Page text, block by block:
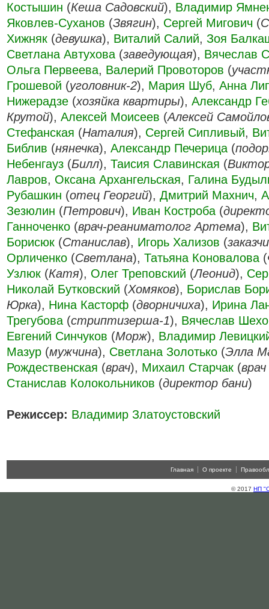
Костышин (Кеша Садовский), Владимир
Яковлев-Суханов (Звягин), Сергей Мигович (
Хижняк (девушка), Виталий Салий, Зоя
Светлана Автухова (заведующая), Вячеслав
Ольга Первеева, Валерий Провоторов (
Грошевой (уголовник-2), Мария Шуб, Анна
Нижерадзе (хозяйка квартиры), Александр
Крутой), Алексей Моисеев (Алексей
Стефанская (Наталия), Сергей Сипливый,
Библив (нянечка), Александр Печерица (
Небенгауз (Билл), Таисия Славинская (
Лавров, Оксана Архангельская, Галина
Рубашкин (отец Георгий), Дмитрий Махнич,
Зезюлин (Петрович), Иван Костроба (
Ганноченко (врач-реаниматолог Артема),
Борисюк (Станислав), Игорь Хализов (
Орличенко (Светлана), Татьяна Коновалова (
Узлюк (Катя), Олег Треповский (Леонид),
Николай Бутковский (Хомяков), Борислав
Юрка), Нина Касторф (дворничиха), Ирина
Трегубова (стриптизерша-1), Вячеслав
Евгений Синчуков (Морж), Владимир
Мазур (мужчина), Светлана Золотько (Элла
Рождественская (врач), Михаил Старчак (
Станислав Колокольников (директор бани)
Режиссер: Владимир Златоустовский
Главная О проекте
© 2017 НП